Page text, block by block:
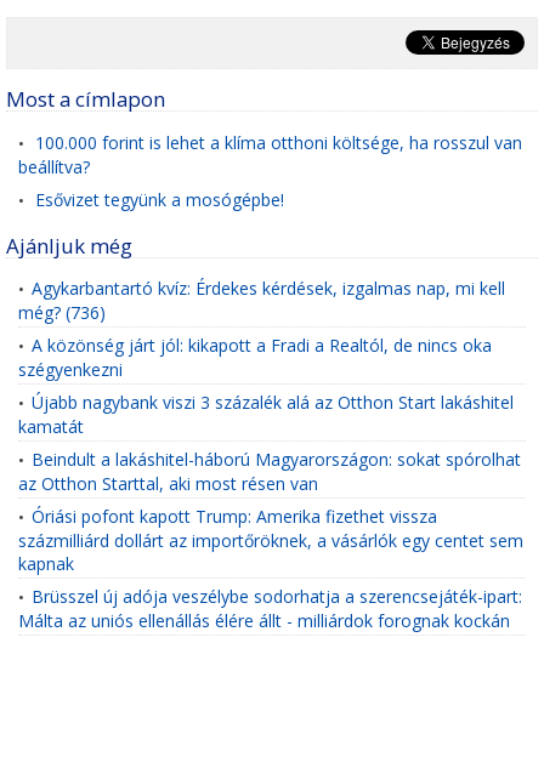
Most a címlapon
• 100.000 forint is lehet a klíma otthoni költsége, ha rosszul van
beállítva?
• Esővizet tegyünk a mosógépbe!
Ajánljuk még
• Agykarbantartó kvíz: Érdekes kérdések, izgalmas nap, mi kell
még? (736)
• A közönség járt jól: kikapott a Fradi a Realtól, de nincs oka
szégyenkezni
• Újabb nagybank viszi 3 százalék alá az Otthon Start lakáshitel
kamatát
• Beindult a lakáshitel-háború Magyarországon: sokat spórolhat
az Otthon Starttal, aki most résen van
• Óriási pofont kapott Trump: Amerika fizethet vissza
százmilliárd dollárt az importőröknek, a vásárlók egy centet sem
kapnak
• Brüsszel új adója veszélybe sodorhatja a szerencsejáték-ipart:
Málta az uniós ellenállás élére állt - milliárdok forognak kockán